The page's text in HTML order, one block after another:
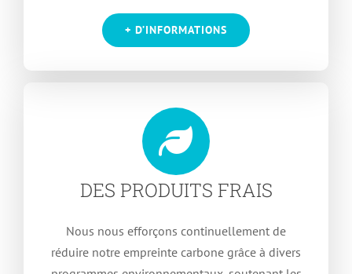
+ D’INFORMATIONS
DES PRODUITS FRAIS
Nous nous efforçons continuellement de
réduire notre empreinte carbone grâce à divers